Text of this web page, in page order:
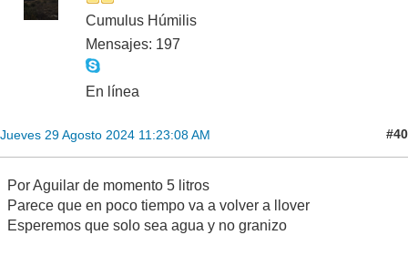
Cumulus Húmilis
Mensajes: 197
En línea
Jueves 29 Agosto 2024 11:23:08 AM #40
Por Aguilar de momento 5 litros
Parece que en poco tiempo va a volver a llover
Esperemos que solo sea agua y no granizo